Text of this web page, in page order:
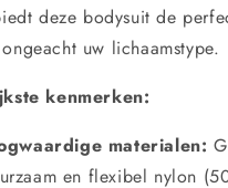
deze bodysuit de
uw lichaamstype.
kenmerken:
materialen:
en flexibel nylon